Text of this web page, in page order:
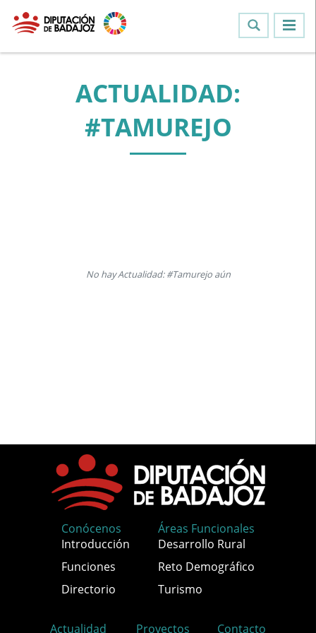
ACTUALIDAD:
#TAMUREJO
No hay Actualidad: #Tamurejo aún
Conócenos
Introducción
Funciones
Directorio
Áreas Funcionales
Desarrollo Rural
Reto Demográfico
Turismo
Actualidad Proyectos Contacto